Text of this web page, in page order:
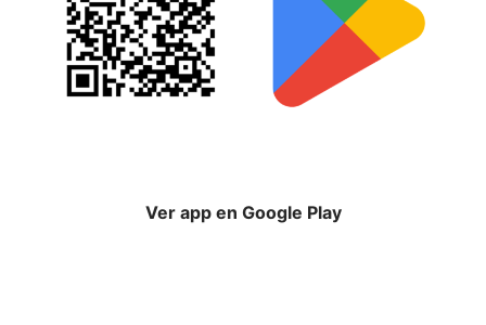
Ver app en Google Play